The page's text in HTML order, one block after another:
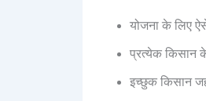
योजना के लिए
प्रत्येक किसान के
इच्छुक किसान